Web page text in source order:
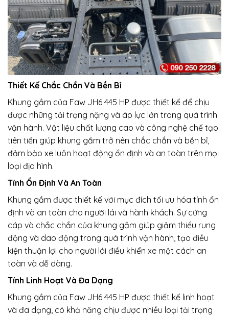
Thiết Kế Chắc Chắn Và Bền Bỉ
Khung gầm của Faw JH6 445 HP được thiết kế để chịu
được những tải trọng nặng và áp lực lớn trong quá trình
vận hành. Vật liệu chất lượng cao và công nghệ chế tạo
tiên tiến giúp khung gầm trở nên chắc chắn và bền bỉ,
đảm bảo xe luôn hoạt động ổn định và an toàn trên mọi
loại địa hình.
Tính Ổn Định Và An Toàn
Khung gầm được thiết kế với mục đích tối ưu hóa tính ổn
định và an toàn cho người lái và hành khách. Sự cứng
cáp và chắc chắn của khung gầm giúp giảm thiểu rung
động và dao động trong quá trình vận hành, tạo điều
kiện thuận lợi cho người lái điều khiển xe một cách an
toàn và dễ dàng.
Tính Linh Hoạt Và Đa Dạng
Khung gầm của Faw JH6 445 HP được thiết kế linh hoạt
và đa dạng, có khả năng chịu được nhiều loại tải trọng